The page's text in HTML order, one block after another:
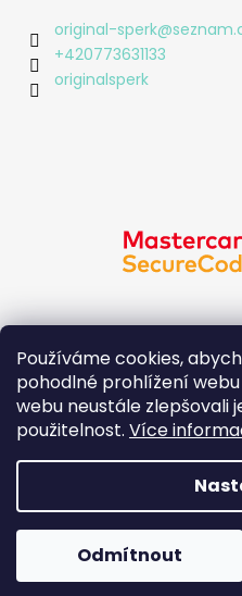
Používáme cookies,
pohodlné prohlížení
webu neustále zlepšovali
použitelnost. Více
Odmítnout
original-sperk@
+420773631133
originalsperk
Copyright 2026Originál
Všechna práva vyhrazena.